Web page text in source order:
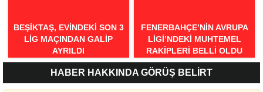
BEŞIKTAŞ, EVINDEKI SON 3
LIG MAÇINDAN GALIP
AYRILDI
FENERBAHÇE’NIN AVRUPA
LIGI’NDEKI MUHTEMEL
RAKIPLERI BELLI OLDU
HABER HAKKINDA GÖRÜŞ BELİRT